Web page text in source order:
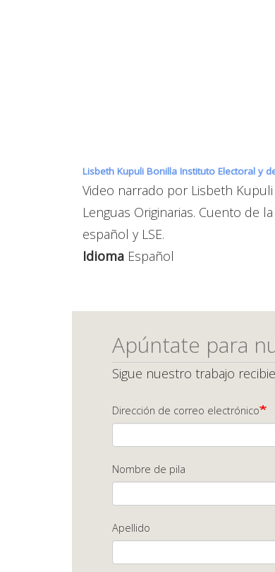
Lisbeth Kupuli Bonilla Instituto Electoral y
Video narrado por Lisbeth
Lenguas Originarias. Cuento de
español y LSE.
Idioma Español
Apúntate para
Sigue nuestro trabajo
Dirección de correo electrónico
Nombre de pila
Apellido